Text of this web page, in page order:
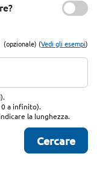
(opzionale) (Vedi gli esempi)
a infinito).
la lunghezza.